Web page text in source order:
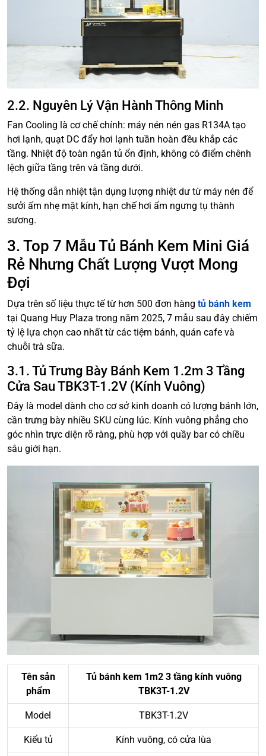
2.2. Nguyên Lý Vận Hành Thông Minh
Fan Cooling là cơ chế chính: máy nén nén gas R134A tạo
hơi lạnh, quạt DC đẩy hơi lạnh tuần hoàn đều khắp các
tầng. Nhiệt độ toàn ngăn tủ ổn định, không có điểm chênh
lệch giữa tầng trên và tầng dưới.
Hệ thống dẫn nhiệt tận dụng lượng nhiệt dư từ máy nén để
sưởi ấm nhẹ mặt kính, hạn chế hơi ẩm ngưng tụ thành
sương.
3. Top 7 Mẫu Tủ Bánh Kem Mini Giá
Rẻ Nhưng Chất Lượng Vượt Mong
Đợi
Dựa trên số liệu thực tế từ hơn 500 đơn hàng tủ bánh kem
tại Quang Huy Plaza trong năm 2025, 7 mẫu sau đây chiếm
tỷ lệ lựa chọn cao nhất từ các tiệm bánh, quán cafe và
chuỗi trà sữa.
3.1. Tủ Trưng Bày Bánh Kem 1.2m 3 Tầng
Cửa Sau TBK3T-1.2V (Kính Vuông)
Đây là model dành cho cơ sở kinh doanh có lượng bánh lớn,
cần trưng bày nhiều SKU cùng lúc. Kính vuông phẳng cho
góc nhìn trực diện rõ ràng, phù hợp với quầy bar có chiều
sâu giới hạn.
Tên sản
phẩm
Tủ bánh kem 1m2 3 tầng kính vuông
TBK3T-1.2V
Model TBK3T-1.2V
Kiểu tủ Kính vuông, có cửa lùa